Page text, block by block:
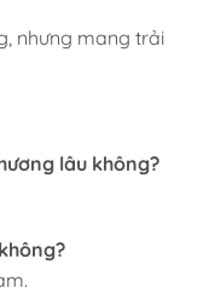
nhưng mang trải
lâu không?